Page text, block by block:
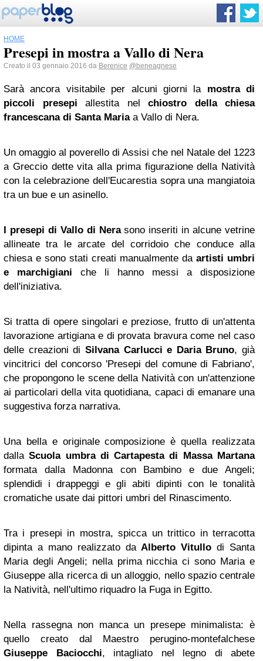
HOME
Presepi in mostra a Vallo di Nera
Creato il 03 gennaio 2016 da Berenice @beneagnese
Sarà ancora visitabile per alcuni giorni la mostra di
piccoli presepi allestita nel chiostro della chiesa
francescana di Santa Mariaa Vallo di Nera.
Un omaggio al poverello di Assisi che nel Natale del 1223
a Greccio dette vita alla prima figurazione della Natività
con la celebrazione dell'Eucarestia sopra una mangiatoia
tra un bue e un asinello.
I presepi di Vallo di Nerasono inseriti in alcune vetrine
allineate tra le arcate del corridoio che conduce alla
chiesa e sono stati creati manualmente da artisti umbri
e marchigiani che li hanno messi a disposizione
dell'iniziativa.
Si tratta di opere singolari e preziose, frutto di un'attenta
lavorazione artigiana e di provata bravura come nel caso
delle creazioni di Silvana Carlucci e Daria Bruno, già
vincitrici del concorso 'Presepi del comune di Fabriano',
che propongono le scene della Natività con un'attenzione
ai particolari della vita quotidiana, capaci di emanare una
suggestiva forza narrativa.
Una bella e originale composizione è quella realizzata
dallaScuola umbra di Cartapesta di Massa Martana
formata dalla Madonna con Bambino e due Angeli;
splendidi i drappeggi e gli abiti dipinti con le tonalità
cromatiche usate dai pittori umbri del Rinascimento.
Tra i presepi in mostra, spicca un trittico in terracotta
dipinta a mano realizzato daAlberto Vitullo di Santa
Maria degli Angeli; nella prima nicchia ci sono Maria e
Giuseppe alla ricerca di un alloggio, nello spazio centrale
la Natività, nell'ultimo riquadro la Fuga in Egitto.
Nella rassegna non manca un presepe minimalista: è
quello creato dal Maestro perugino-montefalchese
Giuseppe Baciocchi, intagliato nel legno di abete